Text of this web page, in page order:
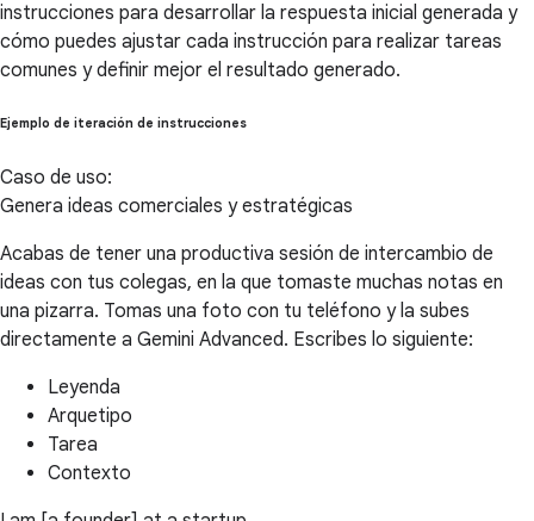
instrucciones para desarrollar la respuesta inicial generada y
cómo puedes ajustar cada instrucción para realizar tareas
comunes y definir mejor el resultado generado.
Ejemplo de iteración de instrucciones
Caso de uso:
Genera ideas comerciales y estratégicas
Acabas de tener una productiva sesión de intercambio de
ideas con tus colegas, en la que tomaste muchas notas en
una pizarra. Tomas una foto con tu teléfono y la subes
directamente a Gemini Advanced. Escribes lo siguiente:
Leyenda
Arquetipo
Tarea
Contexto